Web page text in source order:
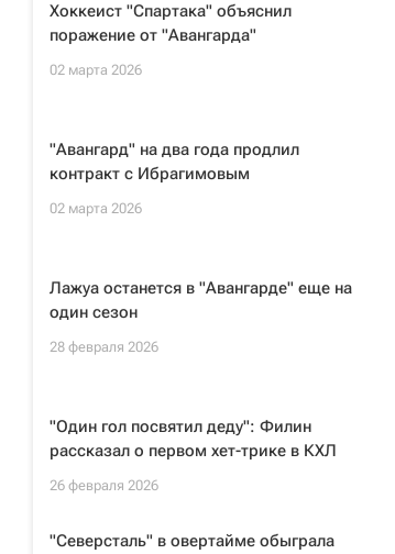
Хоккеист "Спартака" объяснил
поражение от "Авангарда"
02 марта 2026
"Авангард" на два года продлил
контракт с Ибрагимовым
02 марта 2026
Лажуа останется в "Авангарде" еще на
один сезон
28 февраля 2026
"Один гол посвятил деду": Филин
рассказал о первом хет-трике в КХЛ
26 февраля 2026
"Северсталь" в овертайме обыграла